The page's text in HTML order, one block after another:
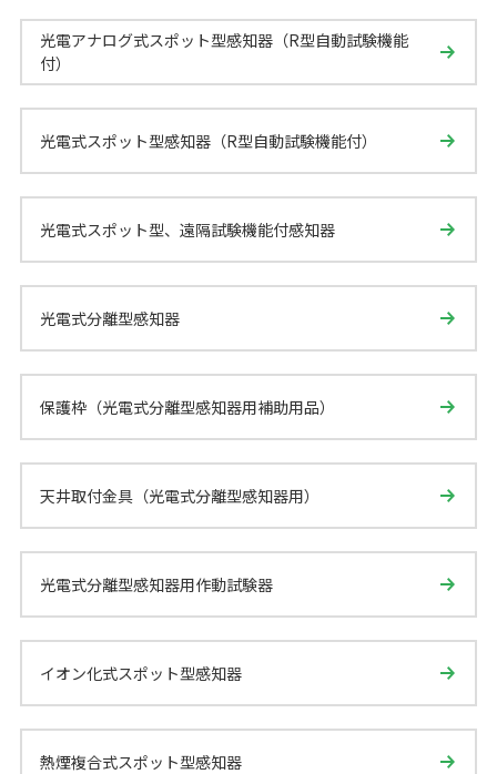
光電アナログ式スポット型感知器（R型自動試験機能
付）
光電式スポット型感知器（R型自動試験機能付）
光電式スポット型、遠隔試験機能付感知器
光電式分離型感知器
保護枠（光電式分離型感知器用補助用品）
天井取付金具（光電式分離型感知器用）
光電式分離型感知器用作動試験器
イオン化式スポット型感知器
熱煙複合式スポット型感知器